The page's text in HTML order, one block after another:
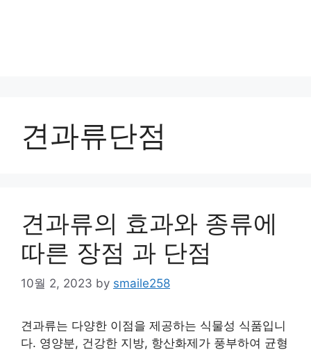
견과류단점
견과류의 효과와 종류에
따른 장점 과 단점
10월 2, 2023 by smaile258
견과류는 다양한 이점을 제공하는 식물성 식품입니
다. 영양분, 건강한 지방, 항산화제가 풍부하여 균형